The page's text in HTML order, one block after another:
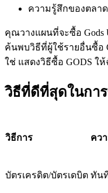
ฟิวเจอร์สที่ใช้
ความรู้สึกของตลาด
คุณวางแผนที่จะซื้อ Gods
ค้นพบวิธีที่ผู้ใช้รายอื่นซื้อ
ใช่ แสดงวิธีซื้อ GODS ใ
วิธีที่ดีที่สุดในการ
วิธีการ คว
บัตรเครดิต/บัตรเดบิต ทัน